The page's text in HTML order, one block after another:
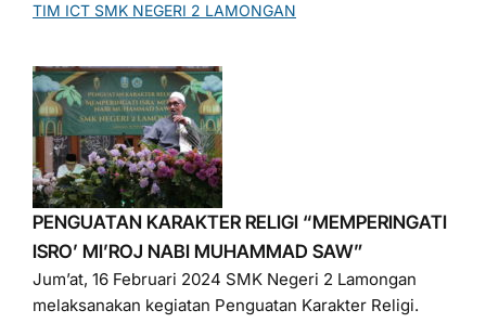
TIM ICT SMK NEGERI 2 LAMONGAN
PENGUATAN KARAKTER RELIGI “MEMPERINGATI
ISRO’ MI’ROJ NABI MUHAMMAD SAW”
Jum’at, 16 Februari 2024 SMK Negeri 2 Lamongan
melaksanakan kegiatan Penguatan Karakter Religi.